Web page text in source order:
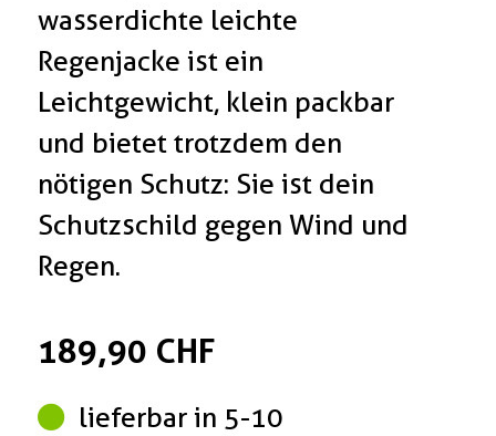
wasserdichte leichte
Regenjacke ist ein
Leichtgewicht, klein packbar
und bietet trotzdem den
nötigen Schutz: Sie ist dein
Schutzschild gegen Wind und
Regen.
189,90 CHF
lieferbar in 5-10